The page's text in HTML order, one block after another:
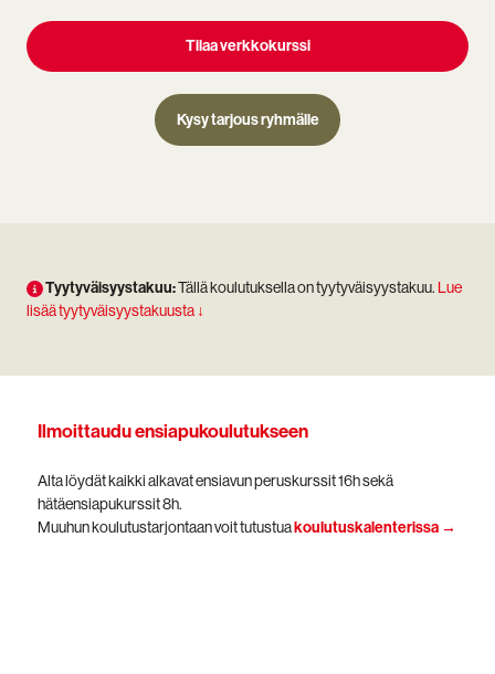
Tilaa verkkokurssi
Kysy tarjous ryhmälle
Tyytyväisyystakuu:Tällä koulutuksella on tyytyväisyystakuu. Lue
lisää tyytyväisyystakuusta ↓
Ilmoittaudu ensiapukoulutukseen
Alta löydät kaikki alkavat ensiavun peruskurssit 16h sekä
hätäensiapukurssit 8h.
Muuhun koulutustarjontaan voit tutustuakoulutuskalenterissa →